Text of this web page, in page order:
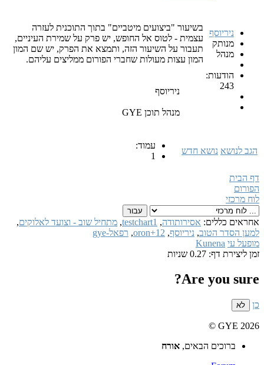
ניריוסף
מנותק
מנהל
הודעות:
243
בשיעור "ביצועים מיטביים" בתוך התוכנית לעזרה
עצמית - לטוס אל החופש, יש פרק על שמירת העיניים,
תעבור על השיעור הזה, ותמצא את הפרק, יש שם המון
המון עצות מעולות שחברי הפורום ממליצים עליהם.
ניריוסף
מנהל תוכן GYE
הגב לנושא נושא חדש
עמוד:
1
דף הבית
הפורום
לוח מרכזי
אחראים כללים: אסירותודה,
testchart1
, מתחיל שוב - וצועד לאלוקים,
למען הסדר הטוב, ניריוסף,
oron+12
, רפאל-gye
מופעל עי Kunena
זמן ליצירת דף: 0.27 שניות
Are you sure?
כן לא
GYE 2026 ©
ברוכים הבאים, אורח